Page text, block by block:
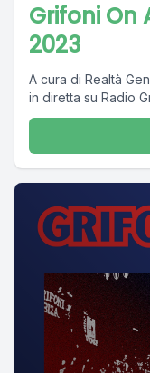
Grifoni On
2023
A cura di Realtà
in diretta su Radio